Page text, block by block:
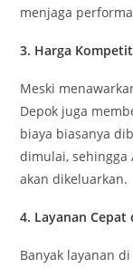
menjaga
3. Harga
Meski
Depok juga
biaya biasanya
dimulai, sehingga
akan dikeluarkan.
4. Layanan Cepat
Banyak layanan